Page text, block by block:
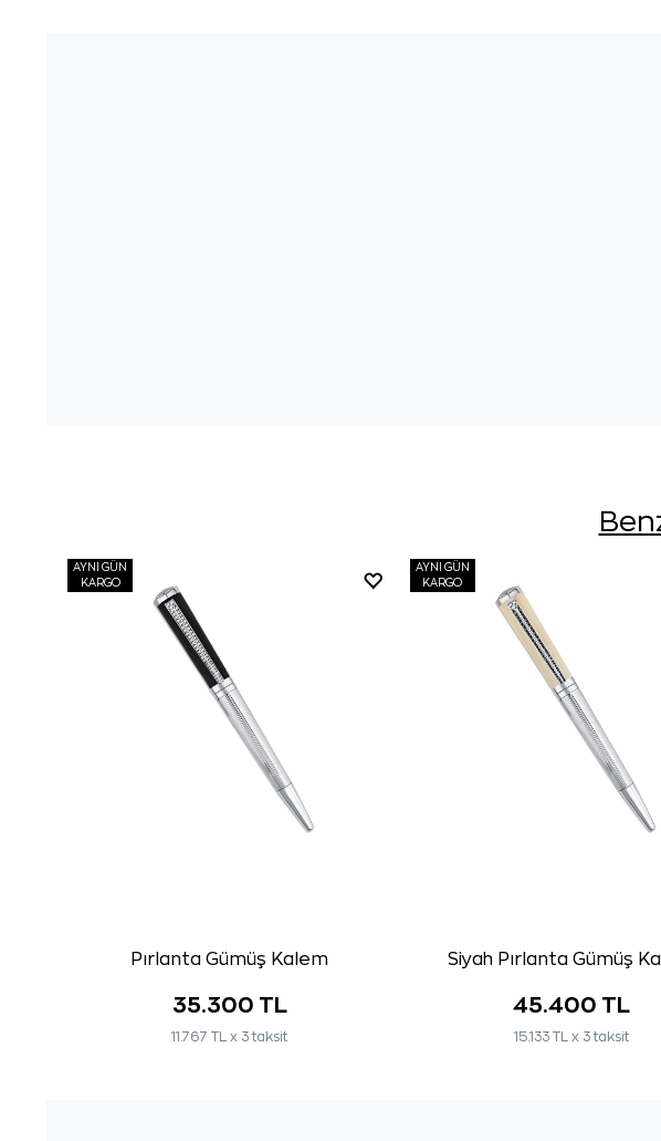
AYNI GÜN
KARGO
Pırlanta Gümüş Kalem
35.300 TL
11.767 TL x 3 taksit
AYNI GÜN
KARGO
Siyah Pırlanta Gümüş
45.400 TL
15.133 TL x 3 taksit